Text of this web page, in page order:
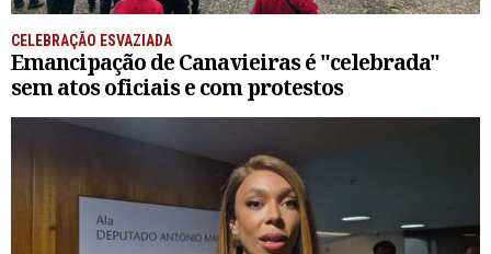
CELEBRAÇÃO ESVAZIADA
Emancipação de Canavieiras é "celebrada"
sem atos oficiais e com protestos